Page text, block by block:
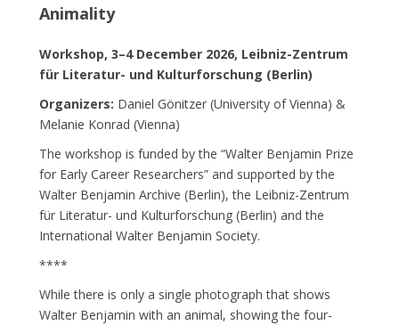
Animality
Workshop, 3–4 December 2026, Leibniz-Zentrum
für Literatur- und Kulturforschung (Berlin)
Organizers: Daniel Gönitzer (University of Vienna) &
Melanie Konrad (Vienna)
The workshop is funded by the “Walter Benjamin Prize
for Early Career Researchers” and supported by the
Walter Benjamin Archive (Berlin), the Leibniz-Zentrum
für Literatur- und Kulturforschung (Berlin) and the
International Walter Benjamin Society.
****
While there is only a single photograph that shows
Walter Benjamin with an animal, showing the four-